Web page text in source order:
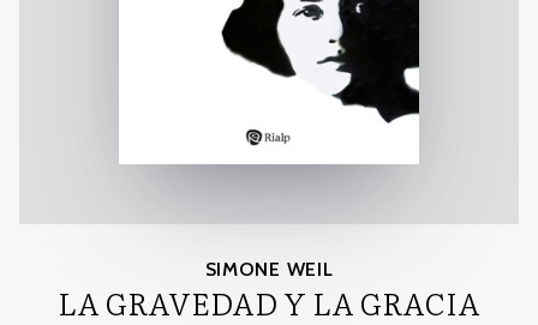
SIMONE WEIL
LA GRAVEDAD Y LA GRACIA